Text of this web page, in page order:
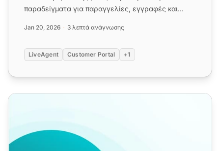
παραδείγματα για παραγγελίες, εγγραφές και
Jan 20, 2026 3 λεπτά ανάγνωσης
LiveAgent Customer Portal +1
Πρότυπα Κατακόρυφης Εκκίνησης Προϊόντος